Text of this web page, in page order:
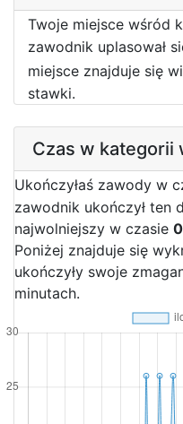
Twoje miejsce wśród
zawodnik uplasował
miejsce znajduje się
stawki.
Czas w kategorii
Ukończyłaś zawody w
zawodnik ukończył ten
najwolniejszy w czasie
Poniżej znajduje się
ukończyły swoje
minutach.